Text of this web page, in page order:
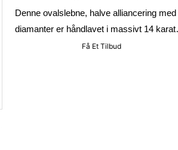
Karat Farveløs Halv-Evighedsring
Denne ovalslebne, halve alliancering med
diamanter er håndlavet i massivt 14 karat
guld og er elegant, moderne og designet til
Få Et Tilbud